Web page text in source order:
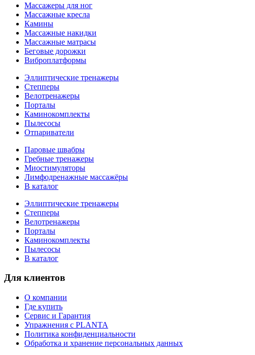
Массажеры для ног
Массажные кресла
Камины
Массажные накидки
Массажные матрасы
Беговые дорожки
Виброплатформы
Эллиптические тренажеры
Степперы
Велотренажеры
Порталы
Каминокомплекты
Пылесосы
Отпариватели
Паровые швабры
Гребные тренажеры
Миостимуляторы
Лимфодренажные массажёры
В каталог
Эллиптические тренажеры
Степперы
Велотренажеры
Порталы
Каминокомплекты
Пылесосы
В каталог
Для клиентов
О компании
Где купить
Сервис и Гарантия
Упражнения с PLANTA
Политика конфиденциальности
Обработка и хранение персональных данных